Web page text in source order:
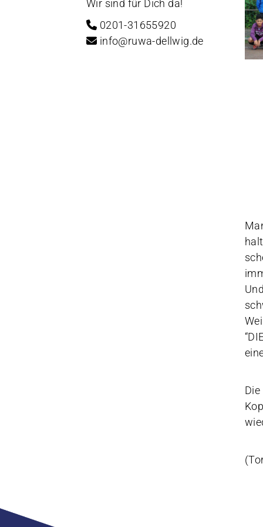
Wir sind für Dich da!
0201-31655920
info@ruwa-dellwig.de